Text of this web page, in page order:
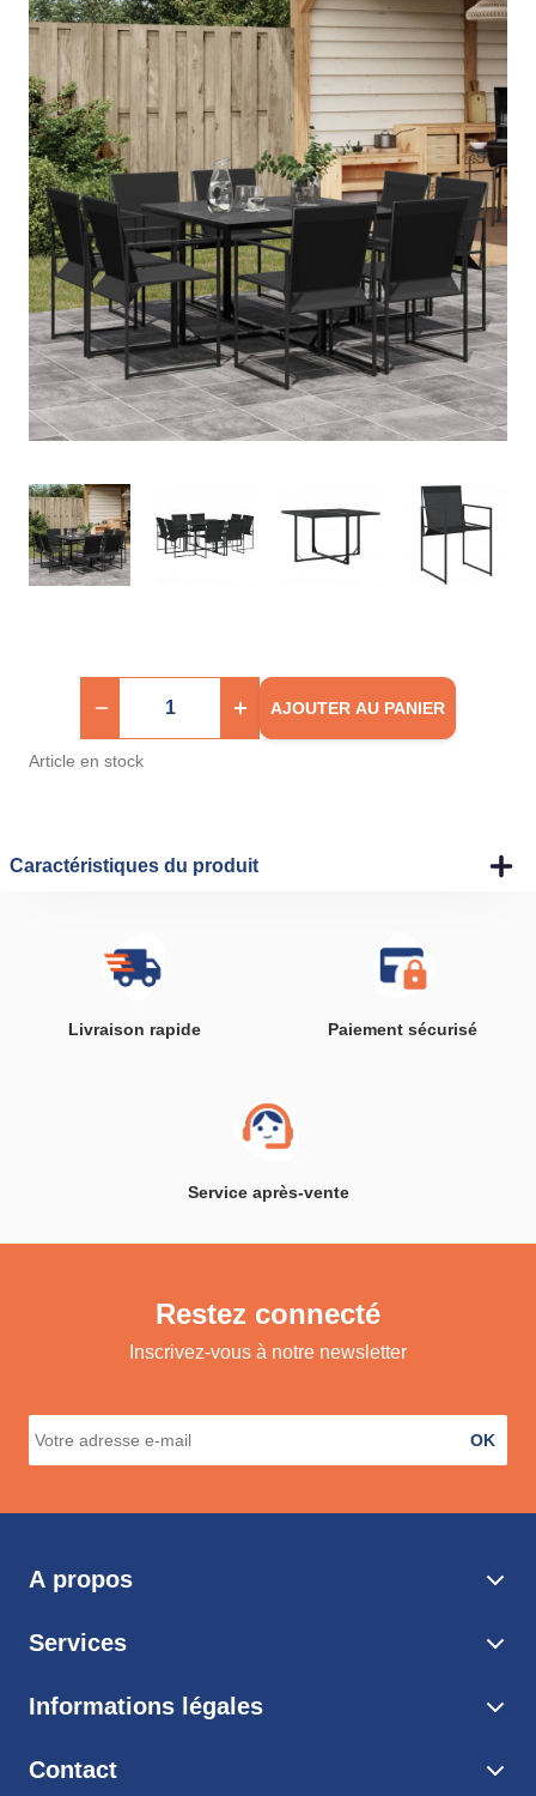
AJOUTER AU PANIER
Article en stock
Caractéristiques du produit
Livraison rapide Paiement sécurisé
Service après-vente
Restez connecté
Inscrivez-vous à notre newsletter
OK
A propos
Services
Informations légales
Contact